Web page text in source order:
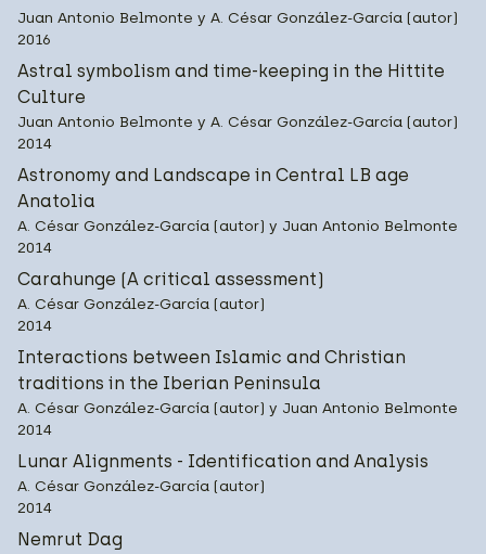
Juan Antonio Belmonte y A. César González-García (autor)
2016
Astral symbolism and time-keeping in the Hittite
Culture
Juan Antonio Belmonte y A. César González-García (autor)
2014
Astronomy and Landscape in Central LB age
Anatolia
A. César González-García (autor) y Juan Antonio Belmonte
2014
Carahunge (A critical assessment)
A. César González-García (autor)
2014
Interactions between Islamic and Christian
traditions in the Iberian Peninsula
A. César González-García (autor) y Juan Antonio Belmonte
2014
Lunar Alignments - Identification and Analysis
A. César González-García (autor)
2014
Nemrut Dag